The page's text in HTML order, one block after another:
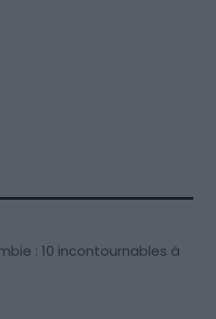
: 10 incontournables à